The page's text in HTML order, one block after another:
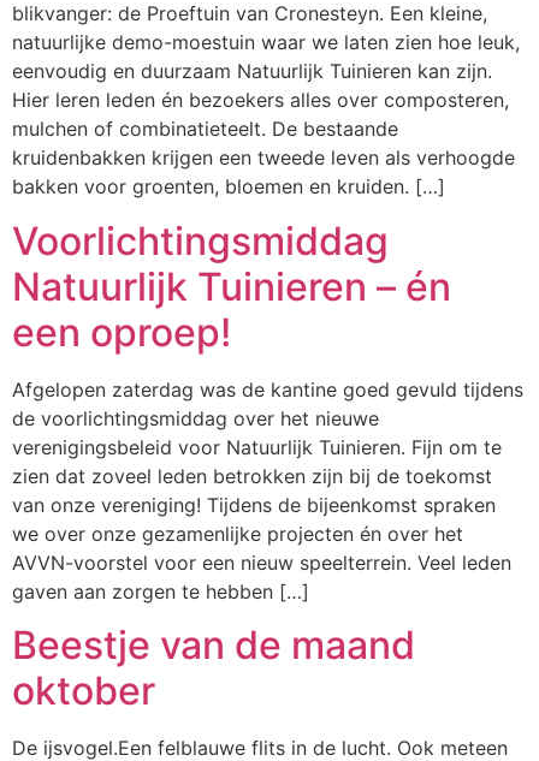
blikvanger: de Proeftuin van Cronesteyn. Een kleine,
natuurlijke demo-moestuin waar we laten zien hoe leuk,
eenvoudig en duurzaam Natuurlijk Tuinieren kan zijn.
Hier leren leden én bezoekers alles over composteren,
mulchen of combinatieteelt. De bestaande
kruidenbakken krijgen een tweede leven als verhoogde
bakken voor groenten, bloemen en kruiden. […]
Voorlichtingsmiddag
Natuurlijk Tuinieren – én
een oproep!
Afgelopen zaterdag was de kantine goed gevuld tijdens
de voorlichtingsmiddag over het nieuwe
verenigingsbeleid voor Natuurlijk Tuinieren. Fijn om te
zien dat zoveel leden betrokken zijn bij de toekomst
van onze vereniging! Tijdens de bijeenkomst spraken
we over onze gezamenlijke projecten én over het
AVVN-voorstel voor een nieuw speelterrein. Veel leden
gaven aan zorgen te hebben […]
Beestje van de maand
oktober
De ijsvogel.Een felblauwe flits in de lucht. Ook meteen